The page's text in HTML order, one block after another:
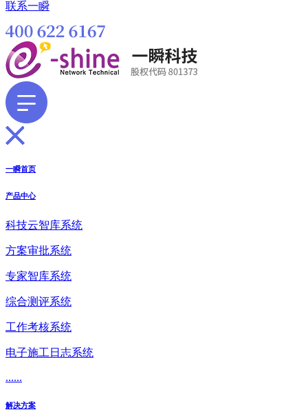
联系一瞬
一瞬首页
产品中心
科技云智库系统
方案审批系统
专家智库系统
综合测评系统
工作考核系统
电子施工日志系统
......
解决方案